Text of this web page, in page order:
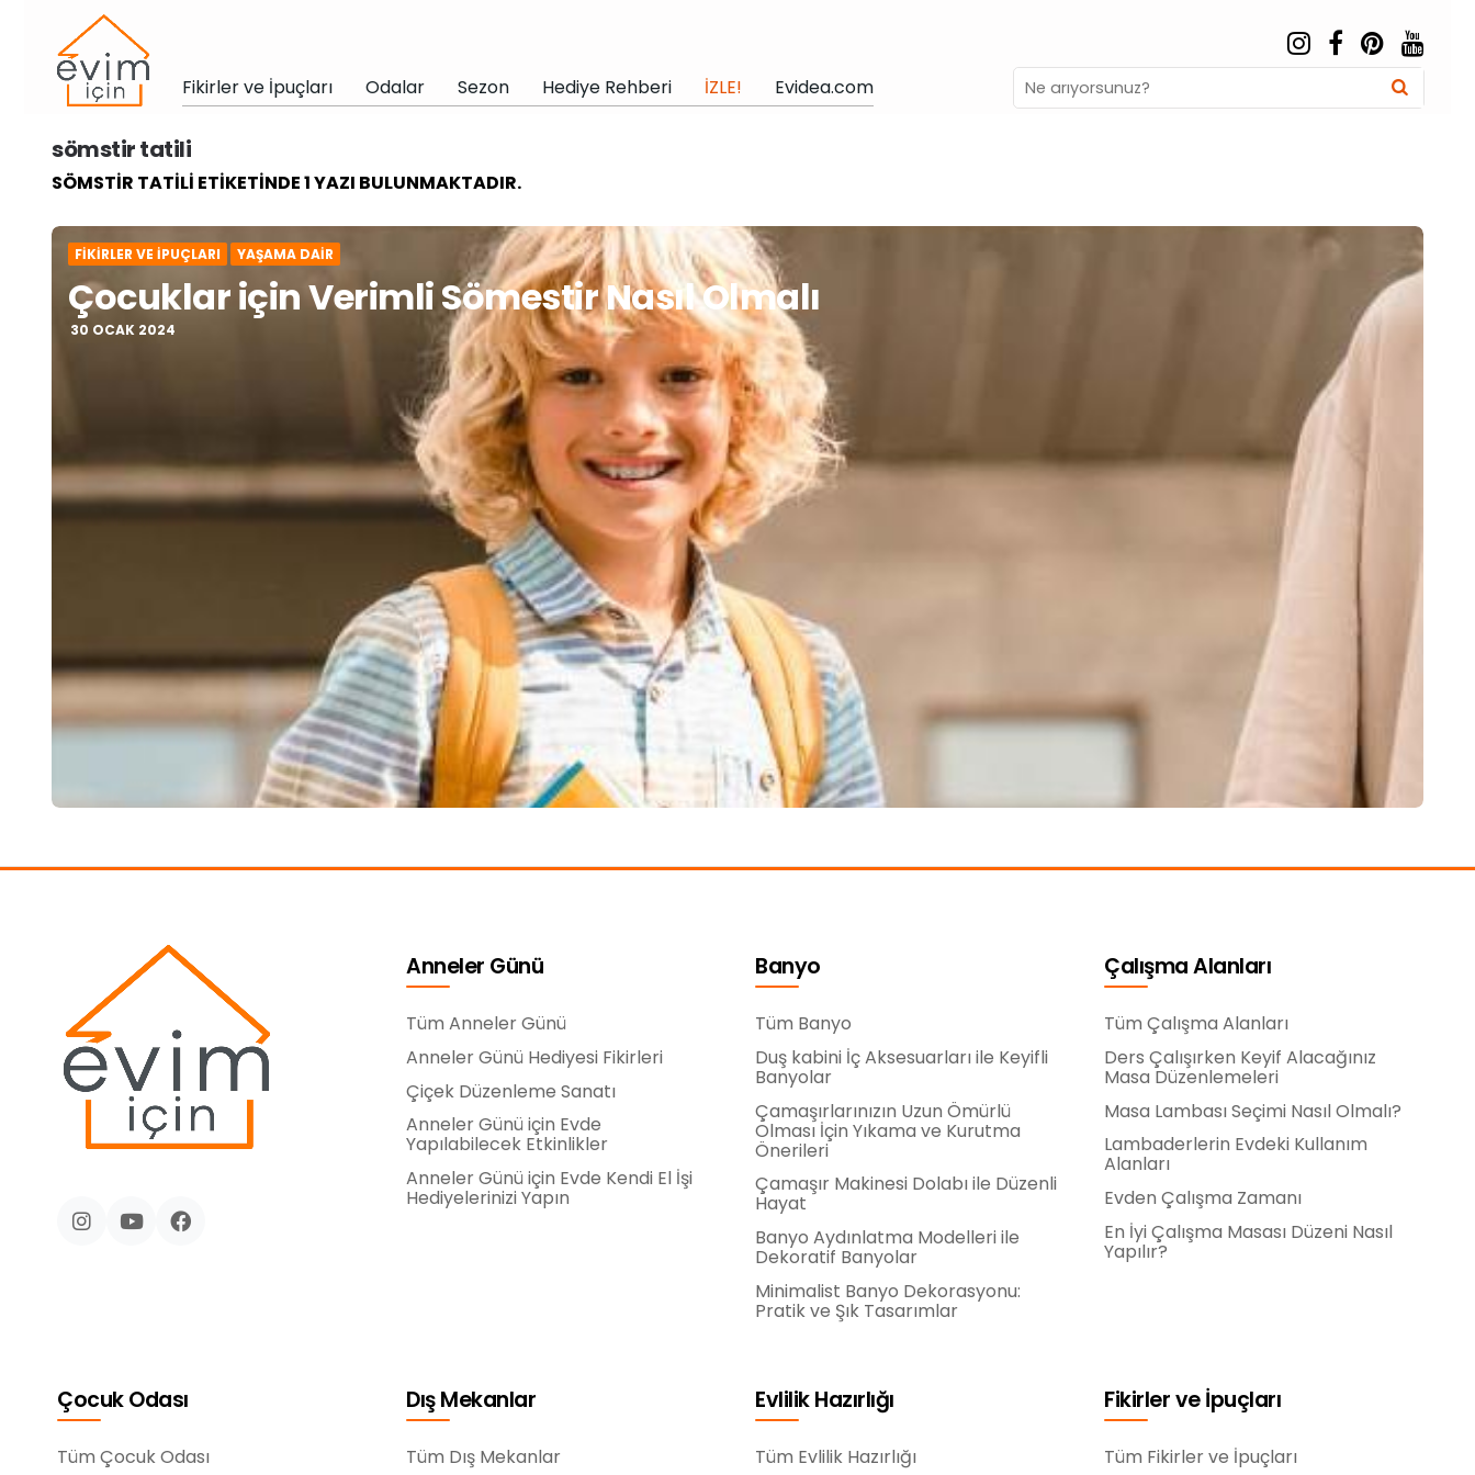
Fikirler ve İpuçları Odalar Sezon Hediye Rehberi İZLE! Evidea.com Search
for:
sömstir tatili
SÖMSTIR TATILI ETIKETINDE 1 YAZI BULUNMAKTADIR.
FIKIRLER VE İPUÇLARI YAŞAMA DAIR
Çocuklar için Verimli Sömestir Nasıl Olmalı
30 OCAK 2024
Anneler Günü
Tüm Anneler Günü
Anneler Günü Hediyesi Fikirleri
Çiçek Düzenleme Sanatı
Anneler Günü için Evde
Yapılabilecek Etkinlikler
Anneler Günü için Evde Kendi El İşi
Hediyelerinizi Yapın
Banyo
Tüm Banyo
Duş kabini İç Aksesuarları ile Keyifli
Banyolar
Çamaşırlarınızın Uzun Ömürlü
Olması İçin Yıkama ve Kurutma
Önerileri
Çamaşır Makinesi Dolabı ile Düzenli
Hayat
Banyo Aydınlatma Modelleri ile
Dekoratif Banyolar
Minimalist Banyo Dekorasyonu:
Pratik ve Şık Tasarımlar
Çalışma Alanları
Tüm Çalışma Alanları
Ders Çalışırken Keyif Alacağınız
Masa Düzenlemeleri
Masa Lambası Seçimi Nasıl Olmalı?
Lambaderlerin Evdeki Kullanım
Alanları
Evden Çalışma Zamanı
En İyi Çalışma Masası Düzeni Nasıl
Yapılır?
Çocuk Odası
Tüm Çocuk Odası
Dış Mekanlar
Tüm Dış Mekanlar
Evlilik Hazırlığı
Tüm Evlilik Hazırlığı
Fikirler ve İpuçları
Tüm Fikirler ve İpuçları